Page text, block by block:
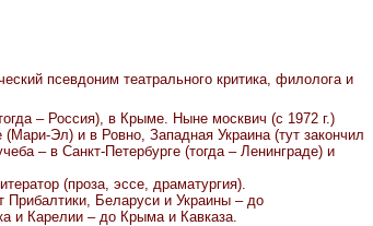
псевдоним театрального критика, филолога и
– Россия), в Крыме. Ныне москвич (с 1972 г.)
Эл) и в Ровно, Западная Украина (тут закончил
– в Санкт-Петербурге (тогда – Ленинграде) и
(проза, эссе, драматургия).
Беларуси и Украины – до
и Карелии – до Крыма и Кавказа.